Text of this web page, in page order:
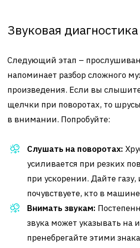
Звуковая диагностика
Следующий этап –
напоминает разбор сложного
произведения. Если вы
щелчки при поворотах, то
в внимании. Попробуйте:
Слушать на поворотах:
усиливается при резких
при ускорении. Дайте газу,
почувствуете, кто в
Внимать звукам:
звука может указывать на
пренебрегайте этими